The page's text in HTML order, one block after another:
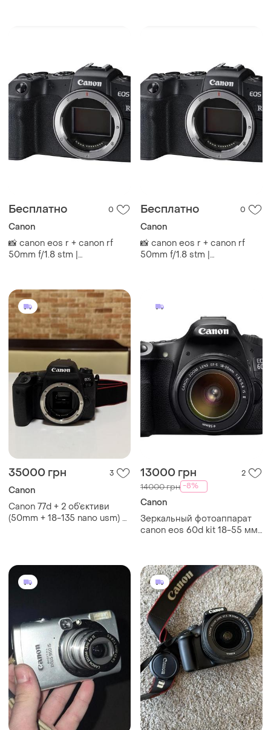
Бесплатно 0
Canon
📸 canon eos r + canon rf
50mm f/1.8 stm |
Бесплатно 0
Canon
📸 canon eos r + canon rf
50mm f/1.8 stm |
35000 грн 3
Canon
Canon 77d + 2 об’єктиви
(50mm + 18-135 nano usm) —
13000 грн 2
14000 грн -8%
Canon
Зеркальный фотоаппарат
canon eos 60d kit 18-55 мм